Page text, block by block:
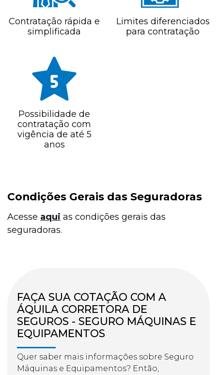
Contratação rápida e
simplificada
Limites diferenciados
para contratação
Possibilidade de
contratação com
vigência de até 5
anos
Condições Gerais das Seguradoras
Acesse aqui as condições gerais das
seguradoras.
FAÇA SUA COTAÇÃO COM A
ÁQUILA CORRETORA DE
SEGUROS - SEGURO MÁQUINAS E
EQUIPAMENTOS
Quer saber mais informações sobre Seguro
Máquinas e Equipamentos? Então,